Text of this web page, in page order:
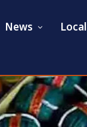
News Local